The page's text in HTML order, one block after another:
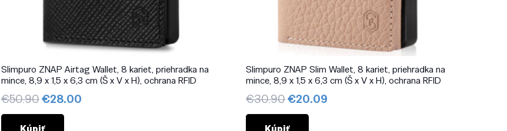
Slimpuro ZNAP Airtag Wallet, 8 kariet, priehradka na
mince, 8,9 x 1,5 x 6,3 cm (Š x V x H), ochrana RFID
€50.90Pôvodná
cena
€28.00Aktuálna
Slimpuro ZNAP Slim Wallet, 8 kariet, priehradka na
mince, 8,9 x 1,5 x 6,3 cm (Š x V x H), ochrana RFID
€30.90Pôvodná
cena
€20.09